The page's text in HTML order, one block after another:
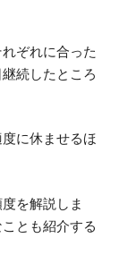
ぞれに合った
続したところ
に休ませるほ
を解説しま
とも紹介する